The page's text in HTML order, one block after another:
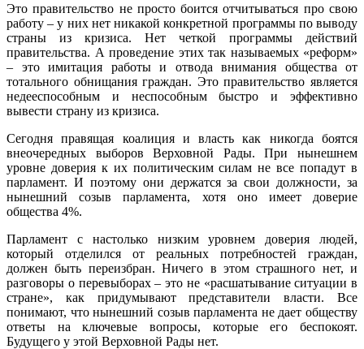
Это правительство не просто боится отчитываться про свою
работу – у них нет никакой конкретной программы по выводу
страны из кризиса. Нет четкой программы действий
правительства. А проведение этих так называемых «реформ»
– это имитация работы и отвода внимания общества от
тотального обнищания граждан. Это правительство является
недееспособным и неспособным быстро и эффективно
вывести страну из кризиса.
Сегодня правящая коалиция и власть как никогда боятся
внеочередных выборов Верховной Рады. При нынешнем
уровне доверия к их политическим силам не все попадут в
парламент. И поэтому они держатся за свои должности, за
нынешний созыв парламента, хотя оно имеет доверие
общества 4%.
Парламент с настолько низким уровнем доверия людей,
который отделился от реальных потребностей граждан,
должен быть переизбран. Ничего в этом страшного нет, и
разговоры о перевыборах – это не «расшатывание ситуации в
стране», как придумывают представители власти. Все
понимают, что нынешний созыв парламента не дает обществу
ответы на ключевые вопросы, которые его беспокоят.
Будущего у этой Верховной Рады нет.